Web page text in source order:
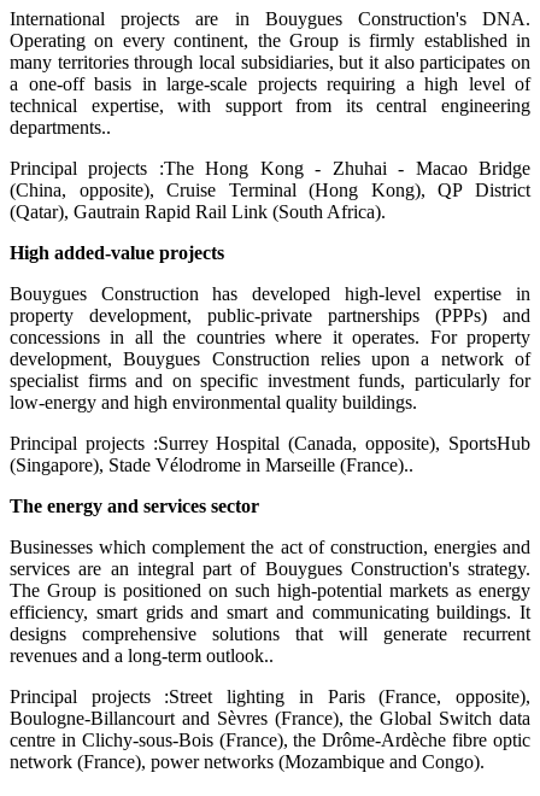
International projects are in Bouygues Construction's DNA.
Operating on every continent, the Group is firmly established in
many territories through local subsidiaries, but it also participates on
a one-off basis in large-scale projects requiring a high level of
technical expertise, with support from its central engineering
departments..
Principal projects :The Hong Kong - Zhuhai - Macao Bridge
(China, opposite), Cruise Terminal (Hong Kong), QP District
(Qatar), Gautrain Rapid Rail Link (South Africa).
High added-value projects
Bouygues Construction has developed high-level expertise in
property development, public-private partnerships (PPPs) and
concessions in all the countries where it operates. For property
development, Bouygues Construction relies upon a network of
specialist firms and on specific investment funds, particularly for
low-energy and high environmental quality buildings.
Principal projects :Surrey Hospital (Canada, opposite), SportsHub
(Singapore), Stade Vélodrome in Marseille (France)..
The energy and services sector
Businesses which complement the act of construction, energies and
services are an integral part of Bouygues Construction's strategy.
The Group is positioned on such high-potential markets as energy
efficiency, smart grids and smart and communicating buildings. It
designs comprehensive solutions that will generate recurrent
revenues and a long-term outlook..
Principal projects :Street lighting in Paris (France, opposite),
Boulogne-Billancourt and Sèvres (France), the Global Switch data
centre in Clichy-sous-Bois (France), the Drôme-Ardèche fibre optic
network (France), power networks (Mozambique and Congo).